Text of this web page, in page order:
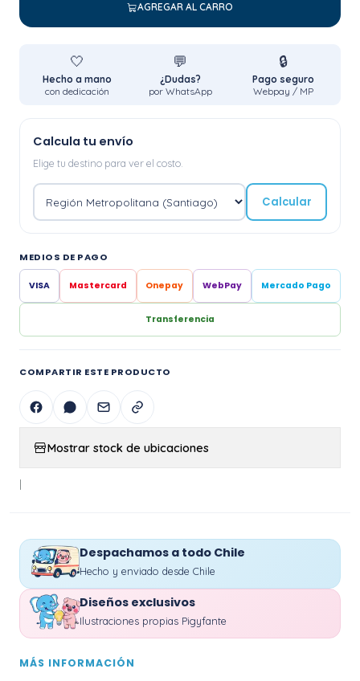
AGREGAR AL CARRO
🤍
Hecho a mano
con dedicación
💬
¿Dudas?
por WhatsApp
🔒
Pago seguro
Webpay / MP
Calcula tu envío
Elige tu destino para ver el costo.
Calcular
MEDIOS DE PAGO
VISA Mastercard Onepay WebPay Mercado Pago
Transferencia
COMPARTIR ESTE PRODUCTO
Mostrar stock de ubicaciones
|
Despachamos a todo Chile
Hecho y enviado desde Chile
Diseños exclusivos
Ilustraciones propias Pigyfante
MÁS INFORMACIÓN